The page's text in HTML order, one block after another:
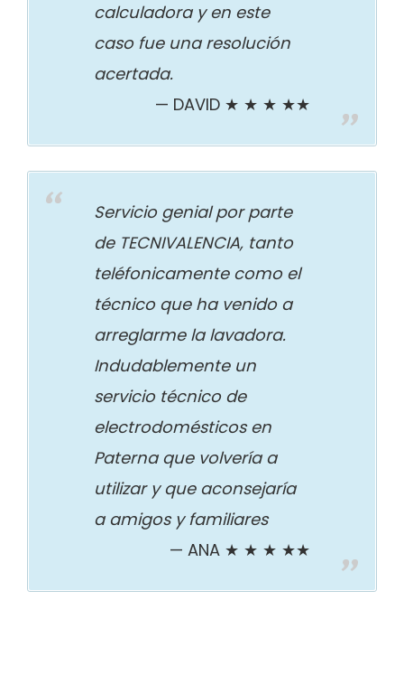
calculadora y en este
caso fue una resolución
acertada.
DAVID ★ ★ ★ ★★
Servicio genial por parte
de TECNIVALENCIA, tanto
teléfonicamente como el
técnico que ha venido a
arreglarme la lavadora.
Indudablemente un
servicio técnico de
electrodomésticos en
Paterna que volvería a
utilizar y que aconsejaría
a amigos y familiares
ANA ★ ★ ★ ★★